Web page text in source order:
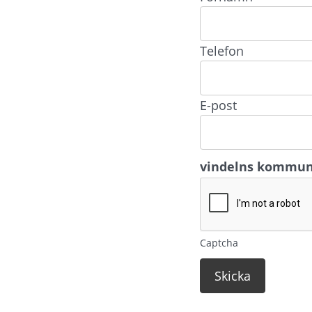
Telefon
E-post
vindelns
Captcha